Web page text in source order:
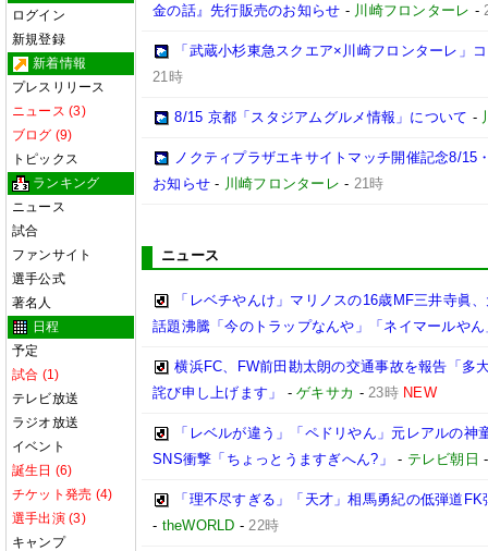
ログイン
新規登録
新着情報
プレスリリース
ニュース (3)
ブログ (9)
トピックス
ランキング
ニュース
試合
ファンサイト
選手公式
著名人
日程
予定
試合 (1)
テレビ放送
ラジオ放送
イベント
誕生日 (6)
チケット発売 (4)
選手出演 (3)
キャンプ
金の話』先行販売のお知らせ - 川崎フロンターレ -
「武蔵小杉東急スクエア×川崎フロンターレ」
21時
8/15 京都「スタジアムグルメ情報」について -
ノクティプラザエキサイトマッチ開催記念8/
お知らせ - 川崎フロンターレ - 21時
ニュース
「レベチやんけ」マリノスの16歳MF三井寺眞
話題沸騰「今のトラップなんや」「ネイマールやん
横浜FC、FW前田勘太朗の交通事故を報告「多
詫び申し上げます」
-ゲキサカ -23時 NEW
「レベルが違う」「ペドリやん」元レアルの
SNS衝撃「ちょっとうますぎへん?」
- テレビ朝日
「理不尽すぎる」「天才」相馬勇紀の低弾道
- theWORLD -22時